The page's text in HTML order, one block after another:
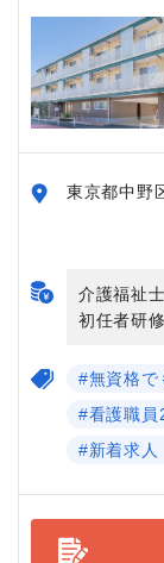
東京都中野
介護福祉
初任者研
#無資格で
#看護職員
#新着求人